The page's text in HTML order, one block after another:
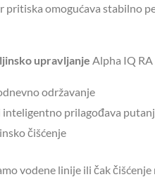
pritiska omogućava stabilno
upravljanje Alpha IQ
održavanje
inteligentno prilagođava
čišćenje
vodene linije ili čak čišćenje